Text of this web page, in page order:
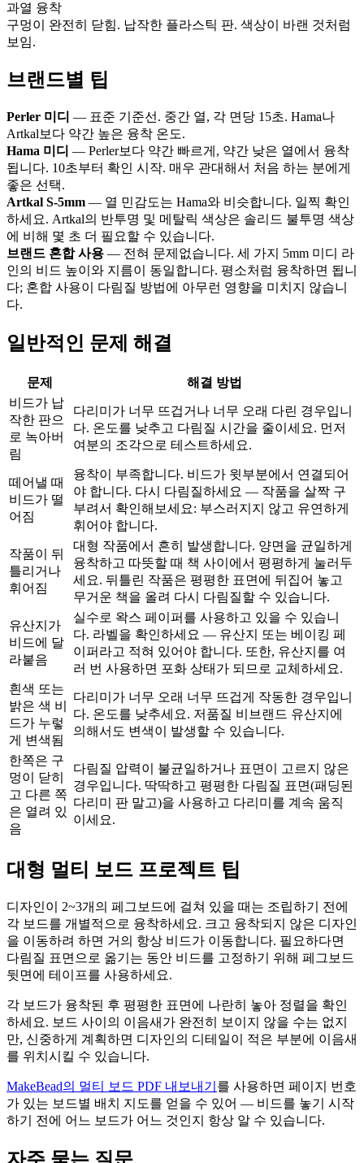
과열 융착
구멍이 완전히 닫힘. 납작한 플라스틱 판. 색상이 바랜 것처럼
보임.
브랜드별 팁
Perler 미디 — 표준 기준선. 중간 열, 각 면당 15초. Hama나
Artkal보다 약간 높은 융착 온도.
Hama 미디 — Perler보다 약간 빠르게, 약간 낮은 열에서 융착
됩니다. 10초부터 확인 시작. 매우 관대해서 처음 하는 분에게
좋은 선택.
Artkal S-5mm — 열 민감도는 Hama와 비슷합니다. 일찍 확인
하세요. Artkal의 반투명 및 메탈릭 색상은 솔리드 불투명 색상
에 비해 몇 초 더 필요할 수 있습니다.
브랜드 혼합 사용 — 전혀 문제없습니다. 세 가지 5mm 미디 라
인의 비드 높이와 지름이 동일합니다. 평소처럼 융착하면 됩니
다; 혼합 사용이 다림질 방법에 아무런 영향을 미치지 않습니
다.
일반적인 문제 해결
문제
해결 방법
비드가 납
작한 판으
로 녹아버
림
다리미가 너무 뜨겁거나 너무 오래 다린 경우입니
다. 온도를 낮추고 다림질 시간을 줄이세요. 먼저
여분의 조각으로 테스트하세요.
떼어낼 때
비드가 떨
어짐
융착이 부족합니다. 비드가 윗부분에서 연결되어
야 합니다. 다시 다림질하세요 — 작품을 살짝 구
부려서 확인해보세요: 부스러지지 않고 유연하게
휘어야 합니다.
작품이 뒤
틀리거나
휘어짐
대형 작품에서 흔히 발생합니다. 양면을 균일하게
융착하고 따뜻할 때 책 사이에서 평평하게 눌러두
세요. 뒤틀린 작품은 평평한 표면에 뒤집어 놓고
무거운 책을 올려 다시 다림질할 수 있습니다.
유산지가
비드에 달
라붙음
실수로 왁스 페이퍼를 사용하고 있을 수 있습니
다. 라벨을 확인하세요 — 유산지 또는 베이킹 페
이퍼라고 적혀 있어야 합니다. 또한, 유산지를 여
러 번 사용하면 포화 상태가 되므로 교체하세요.
흰색 또는
밝은 색 비
드가 누렇
게 변색됨
다리미가 너무 오래 너무 뜨겁게 작동한 경우입니
다. 온도를 낮추세요. 저품질 비브랜드 유산지에
의해서도 변색이 발생할 수 있습니다.
한쪽은 구
멍이 닫히
고 다른 쪽
은 열려 있
음
다림질 압력이 불균일하거나 표면이 고르지 않은
경우입니다. 딱딱하고 평평한 다림질 표면(패딩된
다리미 판 말고)을 사용하고 다리미를 계속 움직
이세요.
대형 멀티 보드 프로젝트 팁
디자인이 2~3개의 페그보드에 걸쳐 있을 때는 조립하기 전에
각 보드를 개별적으로 융착하세요. 크고 융착되지 않은 디자인
을 이동하려 하면 거의 항상 비드가 이동합니다. 필요하다면
다림질 표면으로 옮기는 동안 비드를 고정하기 위해 페그보드
뒷면에 테이프를 사용하세요.
각 보드가 융착된 후 평평한 표면에 나란히 놓아 정렬을 확인
하세요. 보드 사이의 이음새가 완전히 보이지 않을 수는 없지
만, 신중하게 계획하면 디자인의 디테일이 적은 부분에 이음새
를 위치시킬 수 있습니다.
MakeBead의 멀티 보드 PDF 내보내기 를 사용하면 페이지 번호
가 있는 보드별 배치 지도를 얻을 수 있어 — 비드를 놓기 시작
하기 전에 어느 보드가 어느 것인지 항상 알 수 있습니다.